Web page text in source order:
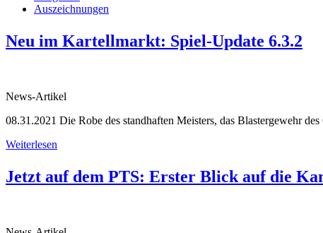
Auszeichnungen
Neu im Kartellmarkt: Spiel-Update 6.3.2
News-Artikel
08.31.2021 Die Robe des standhaften Meisters, das Blastergewehr
Weiterlesen
Jetzt auf dem PTS: Erster Blick auf die